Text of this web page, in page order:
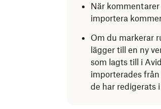
När kommentarer
importera
Om du markerar
lägger till en ny
som lagts till i
importerades
de har redigerats i